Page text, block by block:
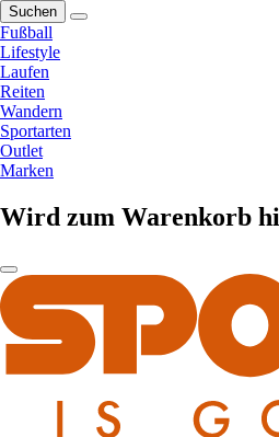
Suchen
Fußball
Lifestyle
Laufen
Reiten
Wandern
Sportarten
Outlet
Marken
Wird zum Warenkorb